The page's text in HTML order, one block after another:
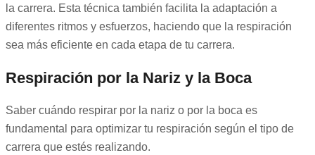
la carrera. Esta técnica también facilita la adaptación a
diferentes ritmos y esfuerzos, haciendo que la respiración
sea más eficiente en cada etapa de tu carrera.
Respiración por la Nariz y la Boca
Saber cuándo respirar por la nariz o por la boca es
fundamental para optimizar tu respiración según el tipo de
carrera que estés realizando.